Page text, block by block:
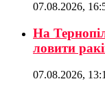
07.08.2026,
На
ловити
07.08.2026,